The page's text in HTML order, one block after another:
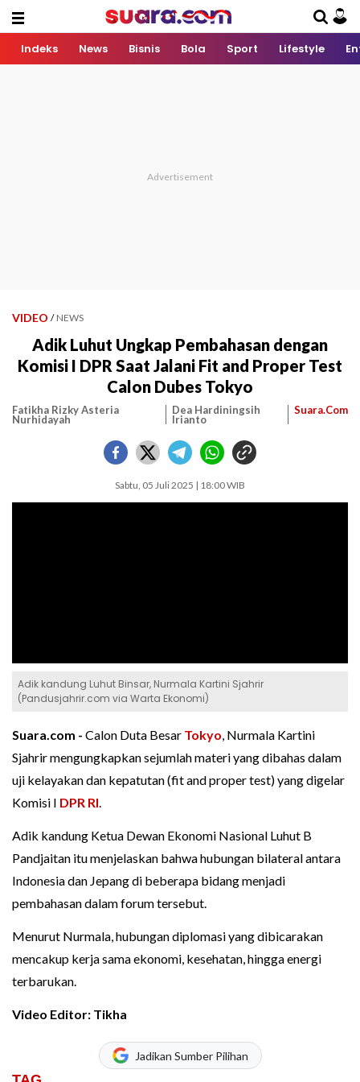
Indeks News Bisnis Bola Sport Lifestyle
VIDEO / NEWS
Adik Luhut Ungkap Pembahasan dengan
Komisi I DPR Saat Jalani Fit and Proper Test
Calon Dubes Tokyo
Fatikha Rizky Asteria
Nurhidayah
Dea Hardiningsih
Irianto
Suara.Com
Sabtu, 05 Juli 2025 | 18:00 WIB
Adik kandung Luhut Binsar, Nurmala Kartini Sjahrir
(Pandusjahrir.com via Warta Ekonomi)
Suara.com - Calon Duta Besar Tokyo, Nurmala Kartini
Sjahrir mengungkapkan sejumlah materi yang dibahas dalam
uji kelayakan dan kepatutan (fit and proper test) yang digelar
Komisi I DPR RI.
Adik kandung Ketua Dewan Ekonomi Nasional Luhut B
Pandjaitan itu menjelaskan bahwa hubungan bilateral antara
Indonesia dan Jepang di beberapa bidang menjadi
pembahasan dalam forum tersebut.
Menurut Nurmala, hubungan diplomasi yang dibicarakan
mencakup kerja sama ekonomi, kesehatan, hingga energi
terbarukan.
Video Editor: Tikha
Jadikan Sumber Pilihan